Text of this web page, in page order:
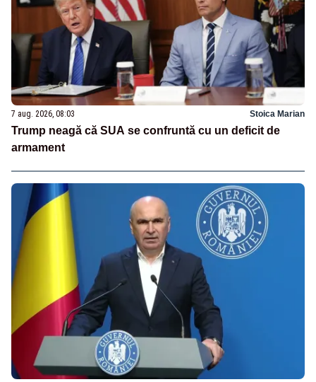
7 aug. 2026, 08:03 Stoica Marian
Trump neagă că SUA se confruntă cu un deficit de
armament